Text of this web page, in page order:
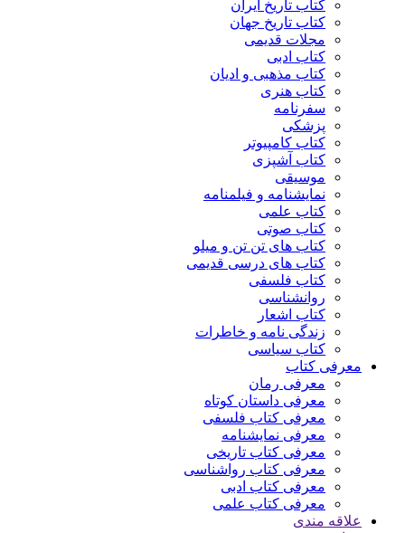
کتاب تاریخ ایران
کتاب تاریخ جهان
مجلات قدیمی
کتاب ادبی
کتاب مذهبی و ادیان
کتاب هنری
سفرنامه
پزشکی
کتاب کامپیوتر
کتاب آشپزی
موسیقی
نمایشنامه و فیلمنامه
کتاب علمی
کتاب صوتی
کتاب های تن تن و میلو
کتاب های درسی قدیمی
کتاب فلسفی
روانشناسی
کتاب اشعار
زندگی نامه و خاطرات
کتاب سیاسی
معرفی کتاب
معرفی رمان
معرفی داستان کوتاه
معرفی کتاب فلسفی
معرفی نمایشنامه
معرفی کتاب تاریخی
معرفی کتاب رواشناسی
معرفی کتاب ادبی
معرفی کتاب علمی
علاقه مندی